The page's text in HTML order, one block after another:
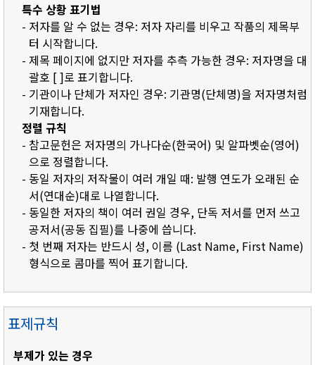
특수 상황 표기법
- 저자를 알 수 없는 경우: 저자 자리를 비우고 작품의 제목부
터 시작합니다.
- 제목 페이지에 없지만 저자를 추측 가능한 경우: 저자명을 대
괄호 [ ]로 표기합니다.
- 기관이나 단체가 저자인 경우: 기관명(단체명)을 저자명처럼
기재합니다.
정렬 규칙
- 참고문헌은 저자명의 가나다순(한국어) 및 알파벳순(영어)
으로 정렬합니다.
- 동일 저자의 저작물이 여러 개일 때: 발행 연도가 오래된 순
서(연대순)대로 나열합니다.
- 동일한 저자의 책이 여러 권일 경우, 단독 저서를 먼저 쓰고
공저서(공동 집필)를 나중에 씁니다.
- 첫 번째 저자는 반드시 성, 이름 (Last Name, First Name)
형식으로 콤마를 찍어 표기합니다.
표제규칙
부제가 있는 경우